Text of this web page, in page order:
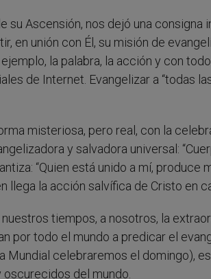
su Ascensión, nos dejó una
en unión con Él, su misión de
la palabra, la acción y con
de Internet. Evangelizar a “todas
misteriosa, pero real, con la
y salvadora universal:
“Quien está unido a mí, produce
llega la acción salvífica de Cristo en
tiempos, a nosotros, la
por todo el mundo a predicar el
Mundial celebraremos el domingo),
del mundo.